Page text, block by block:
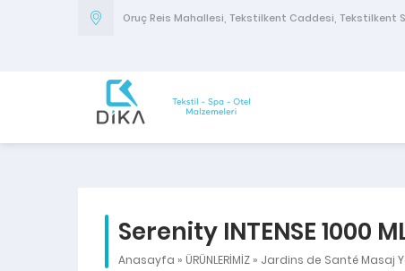
Oruç Reis Mahallesi, Tekstilkent Caddesi, Tekstilkent
Serenity INTENSE 1000
Anasayfa » ÜRÜNLERİMİZ » Jardins de Santé Masaj